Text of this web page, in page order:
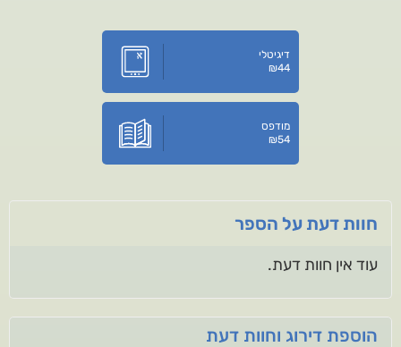
דיגיטלי
₪44
מודפס
₪54
חוות דעת על הספר
עוד אין חוות דעת.
הוספת דירוג וחוות דעת